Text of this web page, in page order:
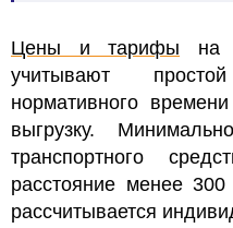
Цены и тарифы на
учитывают
нормативного
выгрузку.
транспортного
расстояние менее
рассчитывается